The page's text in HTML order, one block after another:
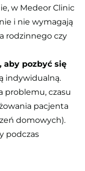
w Medeor Clinic
i nie wymagają
rodzinnego czy
aby pozbyć się
indywidualną.
problemu, czasu
pacjenta
domowych).
podczas